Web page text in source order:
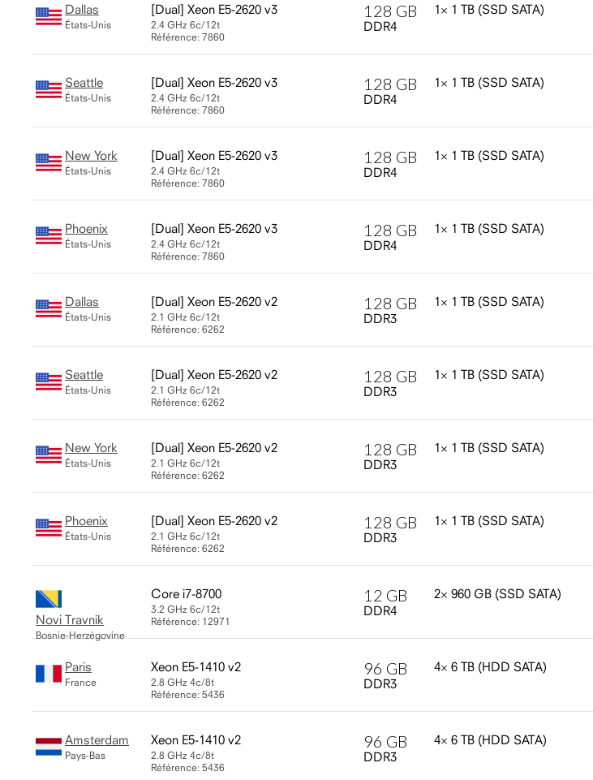
Dallas
États-Unis
Xeon E5-2620 v3
2.4 GHz 6c/12t
Référence: 7860
128 GB
DDR4
1× 1 TB (SSD SATA)
Seattle
États-Unis
Xeon E5-2620 v3
2.4 GHz 6c/12t
Référence: 7860
128 GB
DDR4
1× 1 TB (SSD SATA)
New York
États-Unis
Xeon E5-2620 v3
2.4 GHz 6c/12t
Référence: 7860
128 GB
DDR4
1× 1 TB (SSD SATA)
Phoenix
États-Unis
Xeon E5-2620 v3
2.4 GHz 6c/12t
Référence: 7860
128 GB
DDR4
1× 1 TB (SSD SATA)
Dallas
États-Unis
Xeon E5-2620 v2
2.1 GHz 6c/12t
Référence: 6262
128 GB
DDR3
1× 1 TB (SSD SATA)
Seattle
États-Unis
Xeon E5-2620 v2
2.1 GHz 6c/12t
Référence: 6262
128 GB
DDR3
1× 1 TB (SSD SATA)
New York
États-Unis
Xeon E5-2620 v2
2.1 GHz 6c/12t
Référence: 6262
128 GB
DDR3
1× 1 TB (SSD SATA)
Phoenix
États-Unis
Xeon E5-2620 v2
2.1 GHz 6c/12t
Référence: 6262
128 GB
DDR3
1× 1 TB (SSD SATA)
Novi Travnik
Bosnie-Herzégovine
Core i7-8700
3.2 GHz 6c/12t
Référence: 12971
12 GB
DDR4
2× 960 GB (SSD SATA)
Paris
France
Xeon E5-1410 v2
2.8 GHz 4c/8t
Référence: 5436
96 GB
DDR3
4× 6 TB (HDD SATA)
Amsterdam
Pays-Bas
Xeon E5-1410 v2
2.8 GHz 4c/8t
Référence: 5436
96 GB
DDR3
4× 6 TB (HDD SATA)